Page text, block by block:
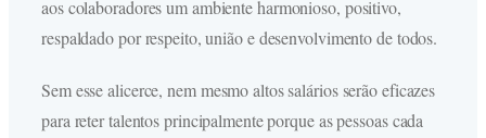
aos colaboradores um ambiente harmonioso, positivo,
respaldado por respeito, união e desenvolvimento de todos.
Sem esse alicerce, nem mesmo altos salários serão eficazes
para reter talentos principalmente porque as pessoas cada